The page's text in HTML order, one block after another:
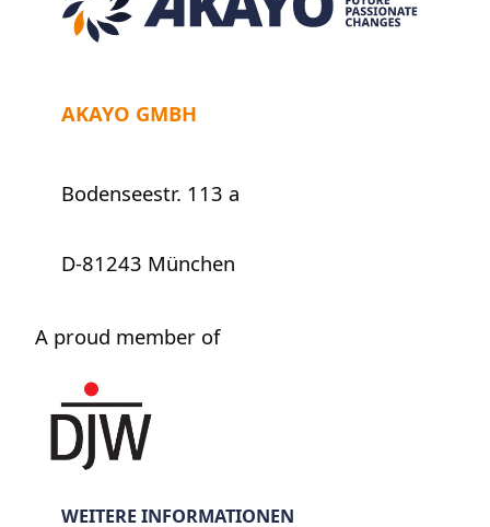
AKAYO GMBH
Bodenseestr. 113 a
D-81243 München
A proud member of
WEITERE INFORMATIONEN